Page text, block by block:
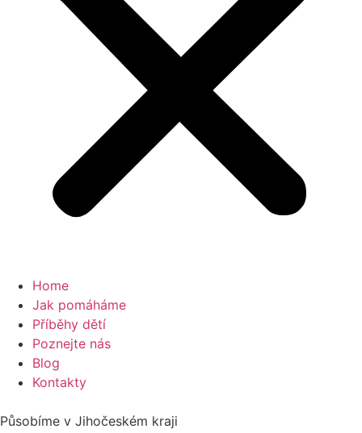
Home
Jak pomáháme
Příběhy dětí
Poznejte nás
Blog
Kontakty
Působíme v Jihočeském kraji